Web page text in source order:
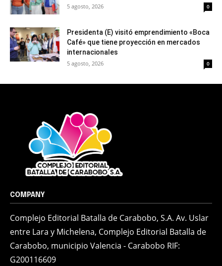
5 agosto, 2026 0
Presidenta (E) visitó emprendimiento «Boca
Café» que tiene proyección en mercados
internacionales
5 agosto, 2026 0
COMPANY
Complejo Editorial Batalla de Carabobo, S.A. Av. Uslar
entre Lara y Michelena, Complejo Editorial Batalla de
Carabobo, municipio Valencia - Carabobo RIF:
G200116609